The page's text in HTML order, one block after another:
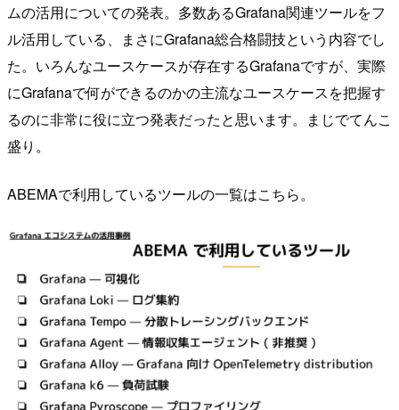
ムの活用についての発表。多数あるGrafana関連ツールをフ
ル活用している、まさにGrafana総合格闘技という内容でし
た。いろんなユースケースが存在するGrafanaですが、実際
にGrafanaで何ができるのかの主流なユースケースを把握す
るのに非常に役に立つ発表だったと思います。まじでてんこ
盛り。
ABEMAで利用しているツールの一覧はこちら。